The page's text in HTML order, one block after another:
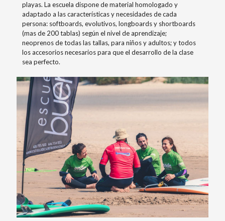
playas. La escuela dispone de material homologado y
adaptado a las características y necesidades de cada
persona: softboards, evolutivos, longboards y shortboards
(mas de 200 tablas) según el nivel de aprendizaje;
neoprenos de todas las tallas, para niños y adultos; y todos
los accesorios necesarios para que el desarrollo de la clase
sea perfecto.